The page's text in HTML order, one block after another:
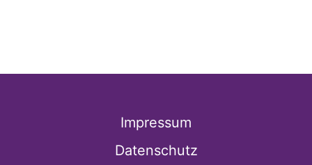
Impressum
Datenschutz